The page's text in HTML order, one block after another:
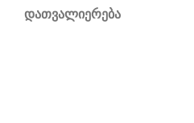
დათვალიერება